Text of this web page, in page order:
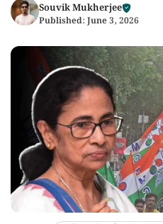
Souvik Mukherjee
Published: June 3, 2026